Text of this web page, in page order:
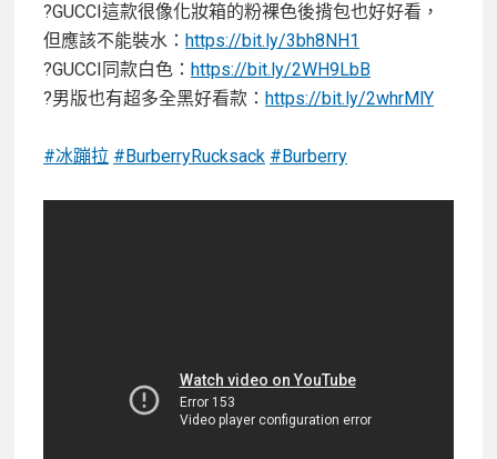
?GUCCI這款很像化妝箱的粉裸色後揹包也好好看，
但應該不能裝水： https://bit.ly/3bh8NH1
?GUCCI同款白色： https://bit.ly/2WH9LbB
?男版也有超多全黑好看款： https://bit.ly/2whrMlY
#冰蹦拉 #BurberryRucksack #Burberry